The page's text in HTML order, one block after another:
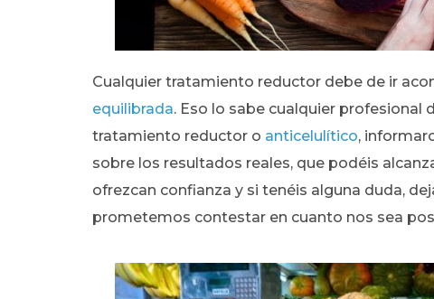
Cualquier tratamiento reductor debe de ir
equilibrada. Eso lo sabe cualquier profesional
tratamiento reductor o anticelulítico,
sobre los resultados reales, que podéis
ofrezcan confianza y si tenéis alguna duda,
prometemos contestar en cuanto nos sea